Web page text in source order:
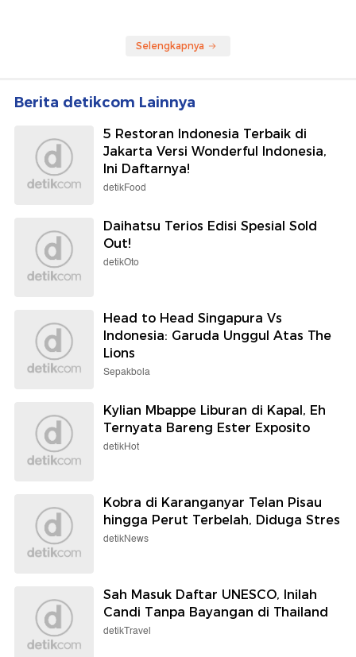
Selengkapnya
Berita detikcom Lainnya
5 Restoran Indonesia Terbaik di
Jakarta Versi Wonderful Indonesia,
Ini Daftarnya!
detikFood
Daihatsu Terios Edisi Spesial Sold
Out!
detikOto
Head to Head Singapura Vs
Indonesia: Garuda Unggul Atas The
Lions
Sepakbola
Kylian Mbappe Liburan di Kapal, Eh
Ternyata Bareng Ester Exposito
detikHot
Kobra di Karanganyar Telan Pisau
hingga Perut Terbelah, Diduga Stres
detikNews
Sah Masuk Daftar UNESCO, Inilah
Candi Tanpa Bayangan di Thailand
detikTravel